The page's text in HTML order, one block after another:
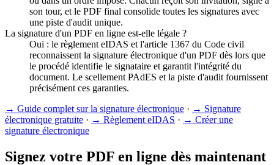
son tour, et le PDF final consolide toutes les signatures avec
une piste d'audit unique.
La signature d'un PDF en ligne est-elle légale ?
Oui : le règlement eIDAS et l'article 1367 du Code civil
reconnaissent la signature électronique d'un PDF dès lors que
le procédé identifie le signataire et garantit l'intégrité du
document. Le scellement PAdES et la piste d'audit fournissent
précisément ces garanties.
→ Guide complet sur la signature électronique · → Signature
électronique gratuite · → Règlement eIDAS · → Créer une
signature électronique
Signez votre PDF en ligne dès maintenant